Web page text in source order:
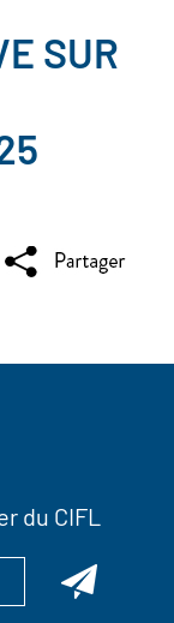
SUR
du CIFL